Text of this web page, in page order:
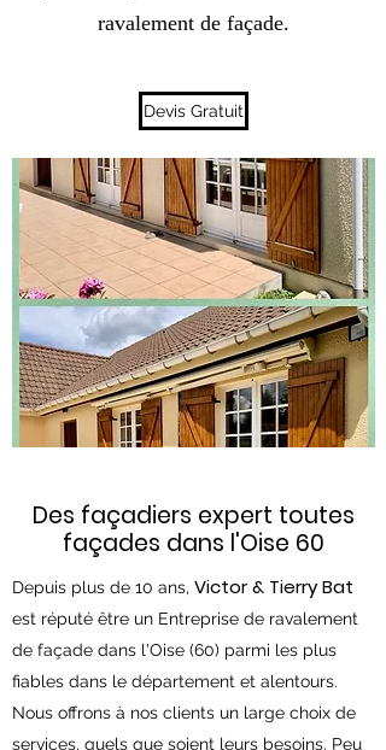
ravalement de façade.
Devis Gratuit
Des façadiers expert toutes
façades dans l'Oise 60
Depuis plus de 10 ans, Victor & Tierry Bat
est réputé être un Entreprise de ravalement
de façade dans l'Oise (60) parmi les plus
fiables dans le département et alentours.
Nous offrons à nos clients un large choix de
services, quels que soient leurs besoins. Peu